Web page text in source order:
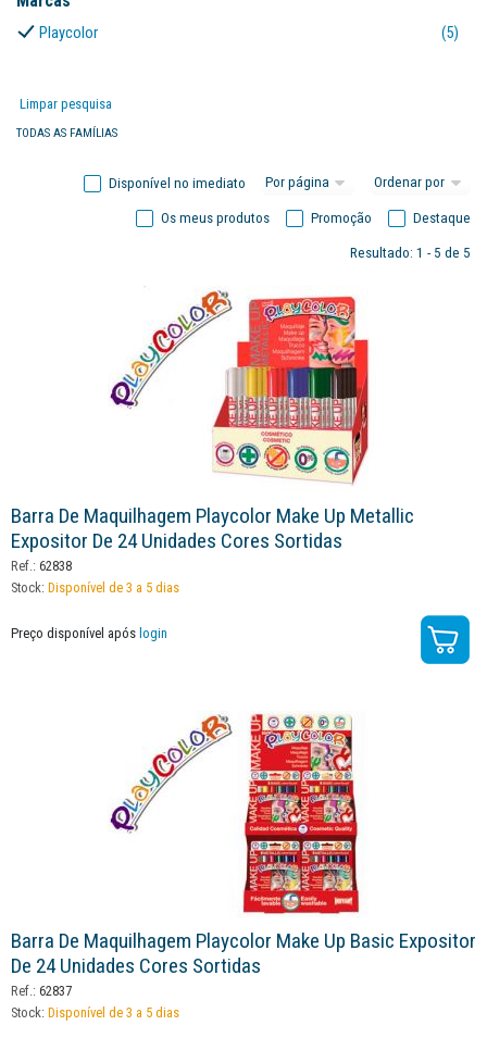
Playcolor (5)
Limpar pesquisa
TODAS AS FAMÍLIAS
Disponível no imediato
Destaque
Promoção
Os meus produtos
Resultado: 1 - 5 de 5
Barra De Maquilhagem Playcolor Make Up Metallic
Expositor De 24 Unidades Cores Sortidas
Ref.: 62838
Stock: Disponível de 3 a 5 dias
Preço disponível após login
Barra De Maquilhagem Playcolor Make Up Basic Expositor
De 24 Unidades Cores Sortidas
Ref.: 62837
Stock: Disponível de 3 a 5 dias